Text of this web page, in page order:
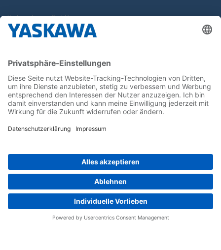
Yaskawa Europe GmbH
Karriere
Newsletter
Follow us on...
Home Impressum Privacy
Cookie Choices
Whistleblowing
Yaskawa Europe GmbH